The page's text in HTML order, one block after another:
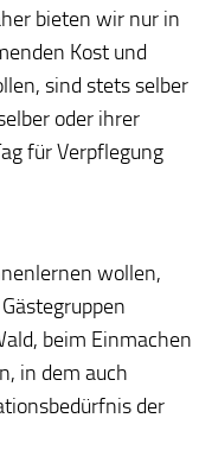
bieten wir nur in
Kost und
sind stets selber
oder ihrer
für Verpflegung
wollen,
beim Einmachen
in dem auch
der